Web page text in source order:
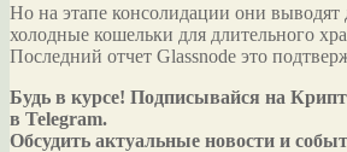
Но на этапе консолидации они выводят
холодные кошельки для длительного
Последний отчет Glassnode это
Будь в курсе! Подписывайся на
в Telegram.
Обсудить актуальные новости и